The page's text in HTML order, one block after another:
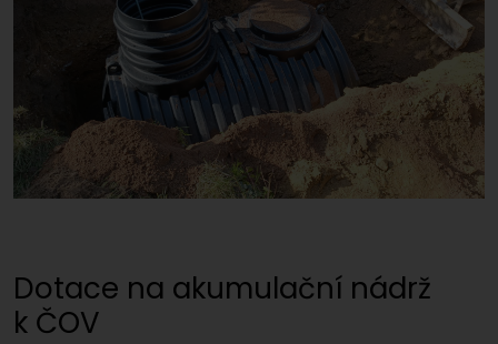
Dotace na akumulační nádrž
k ČOV